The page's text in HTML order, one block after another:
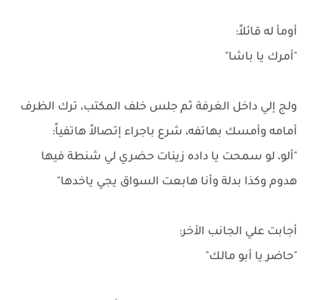
أومأ له قائلاً:
"أمرك يا باشا"
ولج إلي داخل الغرفة ثم جلس خلف المكتب، ترك الظرف
أمامه وأمسك بهاتفه، شرع باجراء إتصالاً هاتفياً:
"ألو، لو سمحت يا داده زينات حضري لي شنطة فيها
هدوم وكذا بدلة وأنا هابعت السواق يجي ياخدها"
أجابت علي الجانب الأخر:
"حاضر يا أبو مالك"